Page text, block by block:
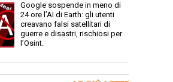
Google sospende in meno di
24 ore l’AI di Earth: gli utenti
creavano falsi satellitari di
guerre e disastri, rischiosi per
l’Osint.